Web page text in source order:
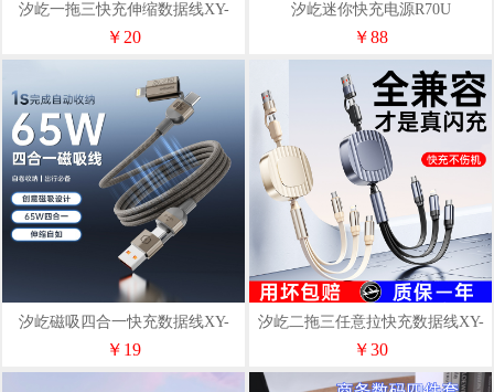
汐屹一拖三快充伸缩数据线XY-
029
￥20
汐屹迷你快充电源R70U
￥88
汐屹磁吸四合一快充数据线XY-
088
￥19
汐屹二拖三任意拉快充数据线XY-
080
￥30